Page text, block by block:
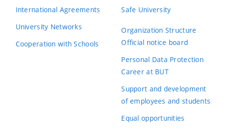
International Agreements
University Networks
Cooperation with Schools
Safe University
Organization Structure
Official notice board
Personal Data Protection
Career at BUT
Support and development
of employees and students
Equal opportunities